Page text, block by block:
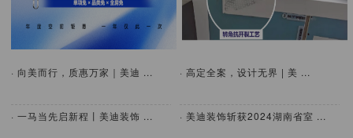
· 向美而行，质惠万家｜美迪 ...
· 一马当先启新程丨美迪装饰 ...
· 高定全案，设计无界 | 美 ...
· 美迪装饰斩获2024湖南省室 ...